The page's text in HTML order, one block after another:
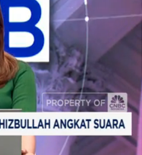
Jumat (20/06/2025).